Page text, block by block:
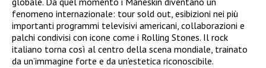
fenomeno internazionale: tour sold out, esibizioni nei più
importanti programmi televisivi americani, collaborazioni e
palchi condivisi con icone come i Rolling Stones. Il rock
italiano torna così al centro della scena mondiale, trainato
da un’immagine forte e da un’estetica riconoscibile.